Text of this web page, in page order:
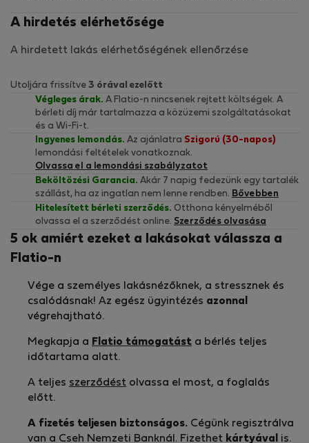
A hirdetés elérhetősége
A hirdetett lakás elérhetőségének ellenőrzése
Utoljára frissítve 3 órával ezelőtt
Végleges árak. A Flatio-n nincsenek rejtett költségek. A
bérleti díj már tartalmazza a közüzemi szolgáltatásokat
és a Wi-Fi-t.
Ingyenes lemondás. Az ajánlatra Szigorú (30-napos)
lemondási feltételek vonatkoznak.
Olvassa el a lemondási szabályzatot
Beköltözési Garancia. Akár 7 napig fedezünk egy tartalék
szállást, ha az ingatlan nem lenne rendben. Bővebben
Hitelesített bérleti szerződés. Otthona kényelméből
olvassa el a szerződést online. Szerződés olvasása
5 ok amiért ezeket a lakásokat válassza a
Flatio-n
Vége a személyes lakásnézőknek, a stressznek és
csalódásnak! Az egész ügyintézés azonnal
végrehajtható.
Megkapja a Flatio támogatást a bérlés teljes
időtartama alatt.
A teljes szerződést olvassa el most, a foglalás
előtt.
A fizetés teljesen biztonságos. Cégünk regisztrálva
van a Cseh Nemzeti Banknál. Fizethet kártyával is.